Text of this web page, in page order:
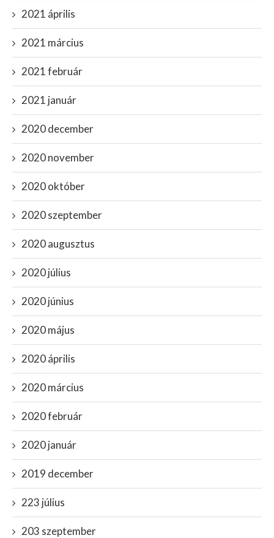
2021 április
2021 március
2021 február
2021 január
2020 december
2020 november
2020 október
2020 szeptember
2020 augusztus
2020 július
2020 június
2020 május
2020 április
2020 március
2020 február
2020 január
2019 december
223 július
203 szeptember